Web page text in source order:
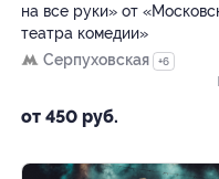
на все руки» от
театра комедии»
Серпуховская
+6
от 450 руб.